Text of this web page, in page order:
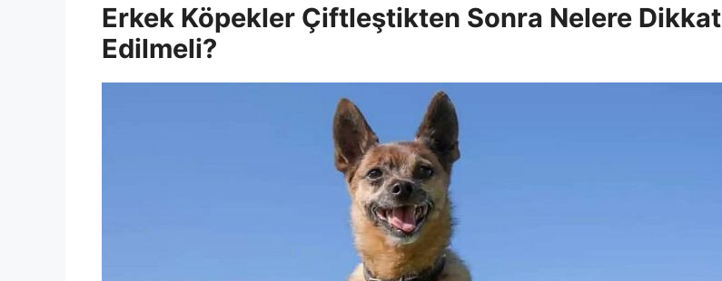
Erkek Köpekler Çiftleştikten Sonra Nelere Dikkat
Edilmeli?